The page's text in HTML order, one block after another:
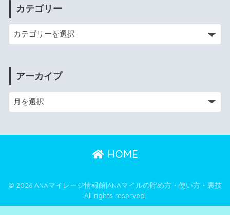
カテゴリー
アーカイブ
HOME
© 2026 ANAマイレージ情報館|ANAマイルの貯め方・使い方・裏技
All rights reserved.